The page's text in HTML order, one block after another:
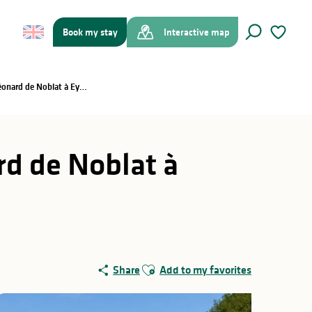
Book my stay
Interactive map
Train touristique à vapeur : De Saint-Léonard de Noblat à Eymoutiers - 16 août
de Noblat à
Share Ajouter aux favoris
Add to my favorites